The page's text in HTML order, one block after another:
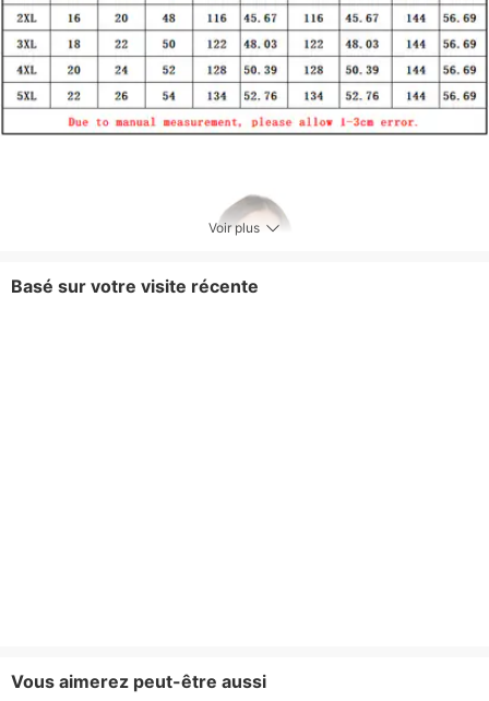
Voir plus
Basé sur votre visite récente
Vous aimerez peut-être aussi